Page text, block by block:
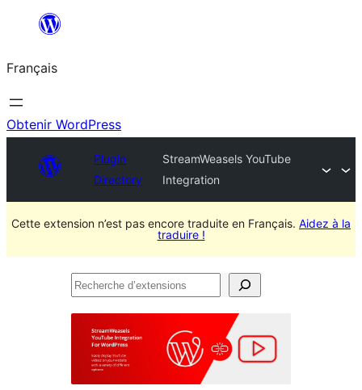
contenu
Français
Obtenir WordPress
Plugin
Directory
StreamWeasels YouTube
Integration
Cette extension n’est pas encore traduite en Français. Aidez à la
traduire !
Recherche